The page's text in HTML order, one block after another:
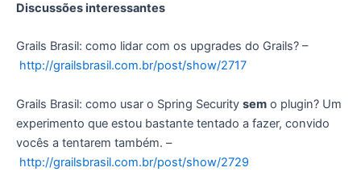
Discussões interessantes
Grails Brasil: como lidar com os upgrades do Grails? –
http://grailsbrasil.com.br/post/show/2717
Grails Brasil: como usar o Spring Security sem o plugin? Um
experimento que estou bastante tentado a fazer, convido
vocês a tentarem também. –
http://grailsbrasil.com.br/post/show/2729